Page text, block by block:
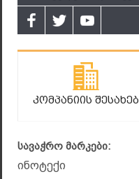
Კომპანიის Შესახებ
სავაჭრო მარკები:
ინოტექი